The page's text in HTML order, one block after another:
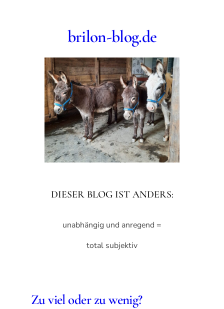
brilon-blog.de
DIESER BLOG IST ANDERS:
unabhängig und anregend =
total subjektiv
Zu viel oder zu wenig?